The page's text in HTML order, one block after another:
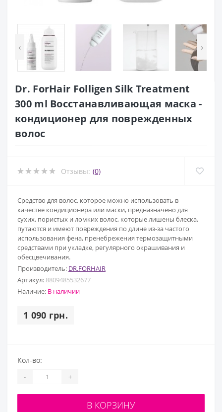
‹ ›
Dr. ForHair Folligen Silk Treatment
300 ml Восстанавливающая маска -
кондиционер для поврежденных
волос
Отзывы: (0)
Средство для волос, которое можно использовать в
качестве кондиционера или маски, предназначено для
сухих, пористых и ломких волос, которые лишены блеска,
путаются и имеют повреждения по длине из-за частого
использования фена, пренебрежения термозащитными
средствами при укладке, регулярного окрашивания и
обесцвечивания.
Производитель: DR.FORHAIR
Артикул: 8809485532677
Наличие: В наличии
1 090 грн.
Кол-во:
- +
В КОРЗИНУ